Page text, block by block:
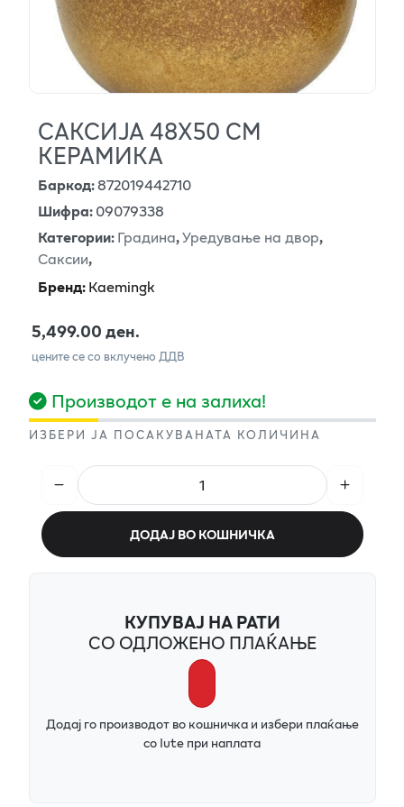
САКСИЈА 48Х50 СМ
КЕРАМИКА
Баркод:872019442710
Шифра:09079338
Категории:Градина,Уредување на двор,
Саксии,
Бренд:Kaemingk
5,499.00 ден.
цените се со вклучено ДДВ
Производот е на залиха!
ИЗБЕРИ ЈА ПОСАКУВАНАТА КОЛИЧИНА
ДОДАЈ ВО КОШНИЧКА
КУПУВАЈ НА РАТИ
СО ОДЛОЖЕНО ПЛАЌАЊЕ
Додај го производот во кошничка и избери плаќање
со Iute при наплата